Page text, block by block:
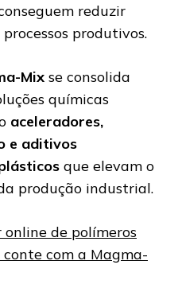
reduzir
produtivos.
Mix se consolida
químicas
aceleradores,
e aditivos
que elevam o
produção industrial.
online de polímeros
com a Magma-